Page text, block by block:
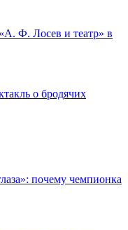
Ф. Лосев и театр» в
о бродячих
почему чемпионка